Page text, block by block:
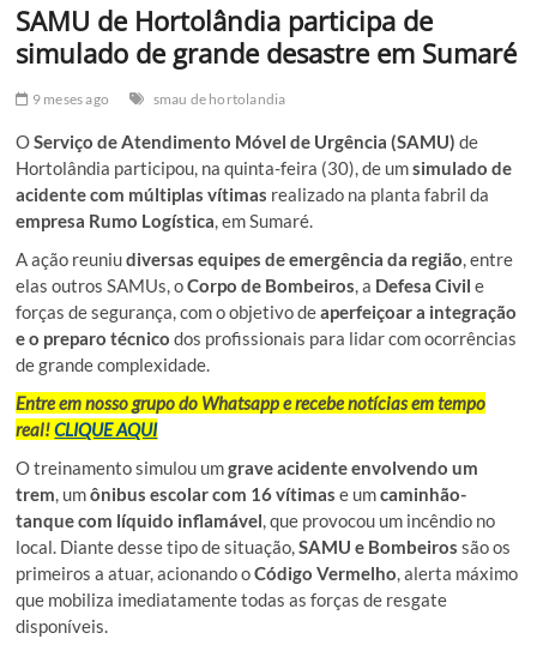
SAMU de Hortolândia participa de
simulado de grande desastre em Sumaré
9 meses ago smau de hortolandia
OServiço de Atendimento Móvel de Urgência (SAMU) de
Hortolândia participou, na quinta-feira (30), de umsimulado de
acidente com múltiplas vítimas realizado na planta fabril da
empresa Rumo Logística, em Sumaré.
A ação reuniudiversas equipes de emergência da região, entre
elas outros SAMUs, oCorpo de Bombeiros, a Defesa Civil e
forças de segurança, com o objetivo deaperfeiçoar a integração
e o preparo técnico dos profissionais para lidar com ocorrências
de grande complexidade.
Entre em nosso grupo do Whatsapp e recebe notícias em tempo
real!CLIQUE AQUI
O treinamento simulou umgrave acidente envolvendo um
trem, umônibus escolar com 16 vítimas e umcaminhão-
tanque com líquido inflamável, que provocou um incêndio no
local. Diante desse tipo de situação,SAMU e Bombeiros são os
primeiros a atuar, acionando oCódigo Vermelho, alerta máximo
que mobiliza imediatamente todas as forças de resgate
disponíveis.